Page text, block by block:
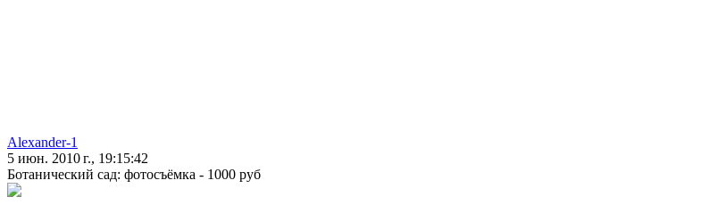
Alexander-1
5 июн. 2010 г., 19:15:42
Ботанический сад: фотосъёмка - 1000 руб